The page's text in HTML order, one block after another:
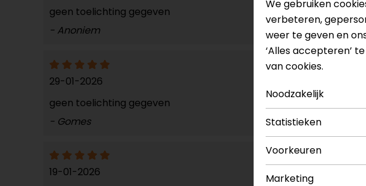
geen toelichting gegeven
- Anoniem
29-01-2026
geen toelichting gegeven
- Gomes
19-01-2026
We gebruiken
verbeteren,
weer te geven en
‘Alles accepteren’
van cookies.
Noodzakelijk
Statistieken
Voorkeuren
Marketing